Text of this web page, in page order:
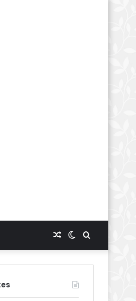
Procurar
por
Switch
skin
Artigo
aleatório